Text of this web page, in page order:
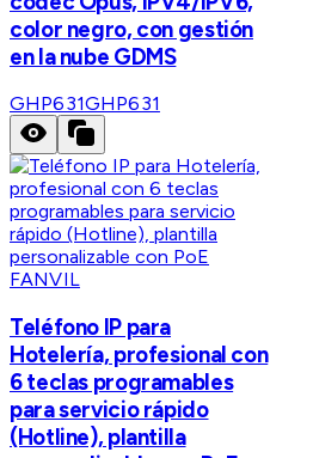
color negro, con gestión
en la nube GDMS
GHP631GHP631
FANVIL
Teléfono IP para
Hotelería, profesional con
6 teclas programables
para servicio rápido
(Hotline), plantilla